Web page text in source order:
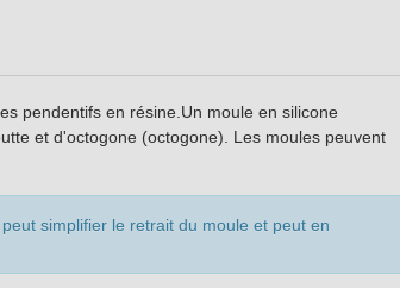
pendentifs en résine.Un moule en silicone
et d'octogone (octogone). Les moules peuvent
peut simplifier le retrait du moule et peut en